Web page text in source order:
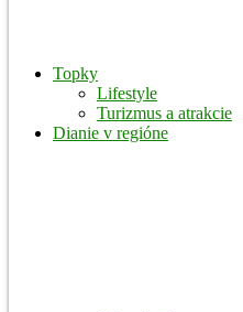
Topky
Lifestyle
Turizmus a atrakcie
Dianie v regióne